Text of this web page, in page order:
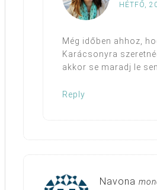
HÉTFŐ,
Még időben ahhoz,
Karácsonyra
akkor se maradj le
Reply
Navona